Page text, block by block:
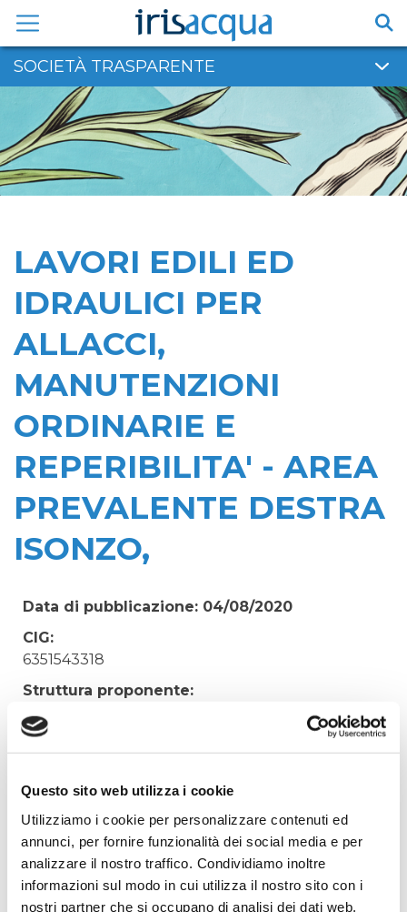
Questo sito web utilizza i cookie
Utilizziamo i cookie per personalizzare contenuti ed
annunci, per fornire funzionalità dei social media e per
analizzare il nostro traffico. Condividiamo inoltre
informazioni sul modo in cui utilizza il nostro sito con i
nostri partner che si occupano di analisi dei dati web,
contenuto
SOCIETÀ TRASPARENTE
LAVORI EDILI ED
IDRAULICI PER
ALLACCI,
MANUTENZIONI
ORDINARIE E
REPERIBILITA' - AREA
PREVALENTE DESTRA
ISONZO,
Data di pubblicazione: 04/08/2020
CIG:
6351543318
Struttura proponente:
Irisacqua srl P.I./C.F. 01070220312. - Ufficio
Tecnico
LAVORI EDILI ED IDRAULICI PER ALLACCI,
AREA PREVALENTE DESTRA ISONZO,
Elenco operatori invitati:
F.LLI DEMO COSTRUZIONI (00747200277),
MALIC MARINO SCAVI (MLCMRN67M07E098B),